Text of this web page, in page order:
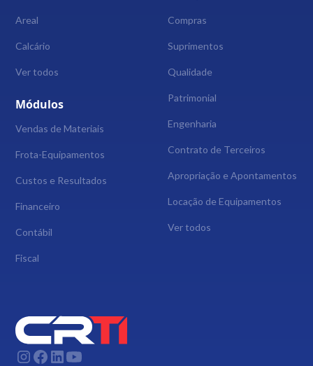
Areal
Calcário
Ver todos
Módulos
Vendas de Materiais
Frota-Equipamentos
Custos e Resultados
Financeiro
Contábil
Fiscal
Compras
Suprimentos
Qualidade
Patrimonial
Engenharia
Contrato de Terceiros
Apropriação e Apontamentos
Locação de Equipamentos
Ver todos